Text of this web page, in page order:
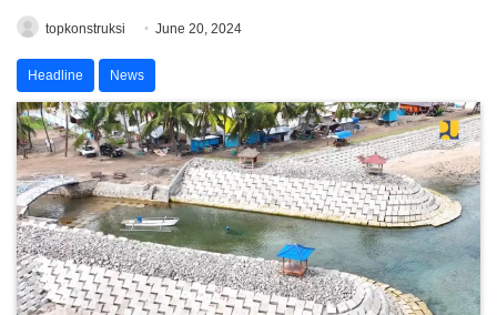
topkonstruksi June 20, 2024
Headline News